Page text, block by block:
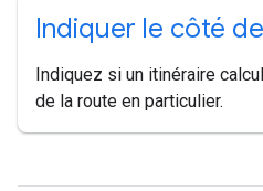
Indiquer le côté
Indiquez si un itinéraire
de la route en particulier.